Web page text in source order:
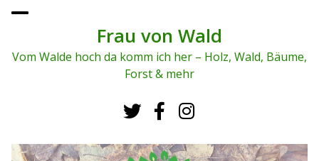
To
me
Frau von Wald
Vom Walde hoch da komm ich her – Holz, Wald, Bäume,
Forst & mehr